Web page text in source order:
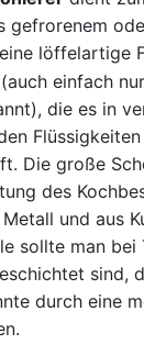
gefrorenem
löffelartige
einfach nur
die es in
Flüssigkeiten
Die große
des
und aus
sollte man bei
sind,
durch eine